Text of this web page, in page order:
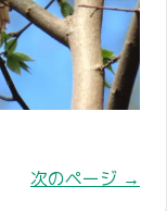
次のページ →